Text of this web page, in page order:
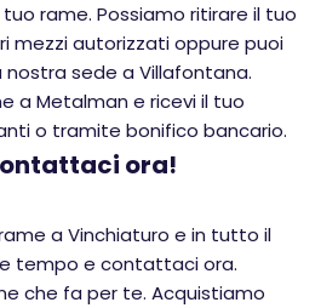
rame. Possiamo ritirare il tuo
mezzi autorizzati oppure puoi
sede a Villafontana.
a Metalman e ricevi il tuo
o tramite bonifico bancario.
ora!
a Vinchiaturo e in tutto il
tempo e contattaci ora.
che fa per te. Acquistiamo